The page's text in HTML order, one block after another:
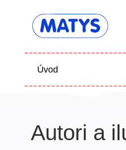
Úvod
Autori a